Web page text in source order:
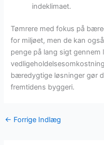
indeklimaet.
Tømrere med fokus på
for miljøet, men de kan
penge på lang sigt gennem
bæredygtige løsninger gør
fremtidens byggeri.
← Forrige Indlæg